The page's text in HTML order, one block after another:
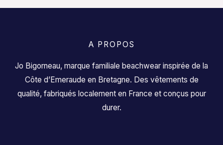
A PROPOS
Jo Bigorneau, marque familiale beachwear inspirée de la
Côte d’Emeraude en Bretagne. Des vêtements de
qualité, fabriqués localement en France et conçus pour
durer.